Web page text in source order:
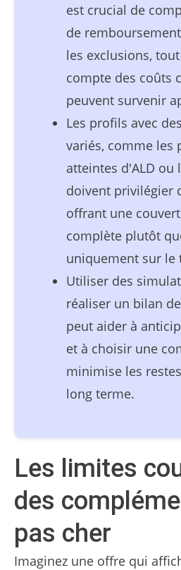
est crucial de
de
les exclusions,
compte des coûts
peuvent survenir
Les profils avec
variés, comme les
atteintes d'ALD ou
doivent privilégier
offrant une
complète plutôt
uniquement sur le
Utiliser des
réaliser un bilan
peut aider à
et à choisir une
minimise les
long terme.
Les limites
des
pas cher
Imaginez une offre qui